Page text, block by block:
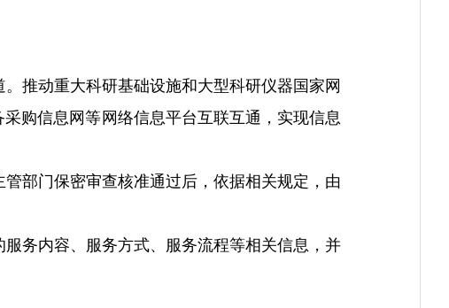
推动重大科研基础设施和大型科研仪器国家网
购信息网等网络信息平台互联互通，实现信息
部门保密审查核准通过后，依据相关规定，由
务内容、服务方式、服务流程等相关信息，并